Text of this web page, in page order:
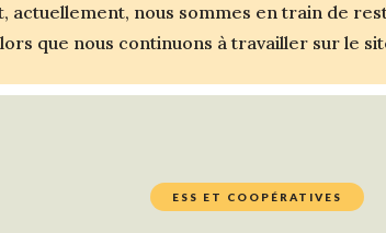
actuellement, nous sommes en train de
que nous continuons à travailler sur le
ESS ET COOPÉRATIVES